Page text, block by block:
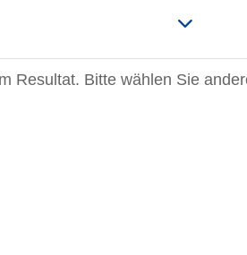
Resultat. Bitte wählen Sie